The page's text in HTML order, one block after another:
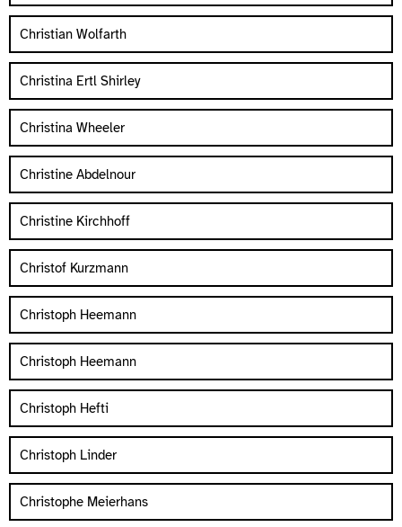
Christian Wolfarth
Christina Ertl Shirley
Christina Wheeler
Christine Abdelnour
Christine Kirchhoff
Christof Kurzmann
Christoph Heemann
Christoph Heemann
Christoph Hefti
Christoph Linder
Christophe Meierhans